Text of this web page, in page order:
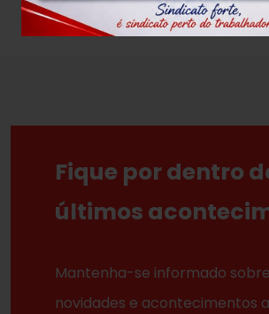
Fique por dentro
últimos
Mantenha-se informado
novidades e acontecimentos